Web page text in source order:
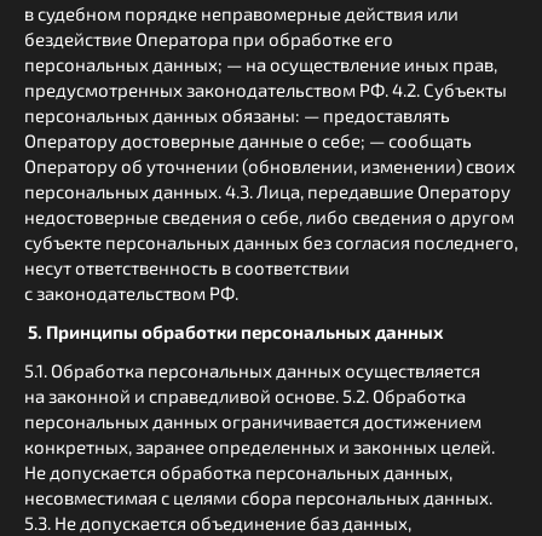
в судебном порядке неправомерные действия или
бездействие Оператора при обработке его
персональных данных; — на осуществление иных прав,
предусмотренных законодательством РФ. 4.2. Субъекты
персональных данных обязаны: — предоставлять
Оператору достоверные данные о себе; — сообщать
Оператору об уточнении (обновлении, изменении) своих
персональных данных. 4.3. Лица, передавшие Оператору
недостоверные сведения о себе, либо сведения о другом
субъекте персональных данных без согласия последнего,
несут ответственность в соответствии
с законодательством РФ.
5. Принципы обработки персональных данных
5.1. Обработка персональных данных осуществляется
на законной и справедливой основе. 5.2. Обработка
персональных данных ограничивается достижением
конкретных, заранее определенных и законных целей.
Не допускается обработка персональных данных,
несовместимая с целями сбора персональных данных.
5.3. Не допускается объединение баз данных,